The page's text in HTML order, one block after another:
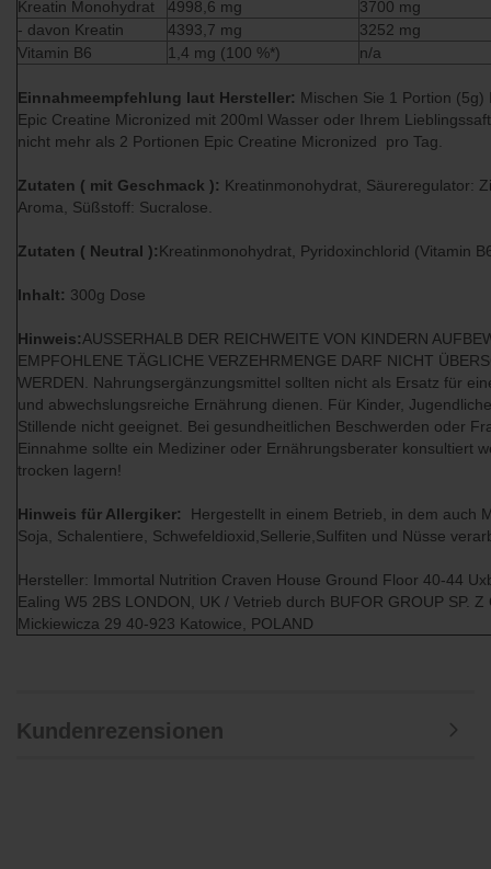
Kreatin Monohydrat 4998,6 mg
3700 mg
- davon Kreatin
4393,7 mg
3252 mg
Vitamin B6
1,4 mg (100 %*) n/a
Einnahmeempfehlung laut Hersteller: Mischen Sie 1 Portion (5g)
Epic Creatine Micronized mit 200ml Wasser oder Ihrem
nicht mehr als 2 Portionen Epic Creatine Micronized pro Tag.
Zutaten ( mit Geschmack ): Kreatinmonohydrat, Säureregulator:
Aroma, Süßstoff: Sucralose.
Zutaten ( Neutral ):Kreatinmonohydrat, Pyridoxinchlorid (Vitamin
Inhalt: 300g Dose
Hinweis:AUSSERHALB DER REICHWEITE VON KINDERN
EMPFOHLENE TÄGLICHE VERZEHRMENGE DARF NICHT
WERDEN. Nahrungsergänzungsmittel sollten nicht als Ersatz für
und abwechslungsreiche Ernährung dienen. Für Kinder,
Stillende nicht geeignet. Bei gesundheitlichen Beschwerden oder
Einnahme sollte ein Mediziner oder Ernährungsberater konsultiert
trocken lagern!
Hinweis für Allergiker:
Hergestellt in einem Betrieb, in dem auch
Soja, Schalentiere, Schwefeldioxid,Sellerie,Sulfiten und Nüsse
Hersteller: Immortal Nutrition Craven House Ground Floor 40-44
Ealing W5 2BS LONDON, UK / Vetrieb durch BUFOR GROUP SP. Z
Mickiewicza 29 40-923 Katowice, POLAND
Kundenrezensionen